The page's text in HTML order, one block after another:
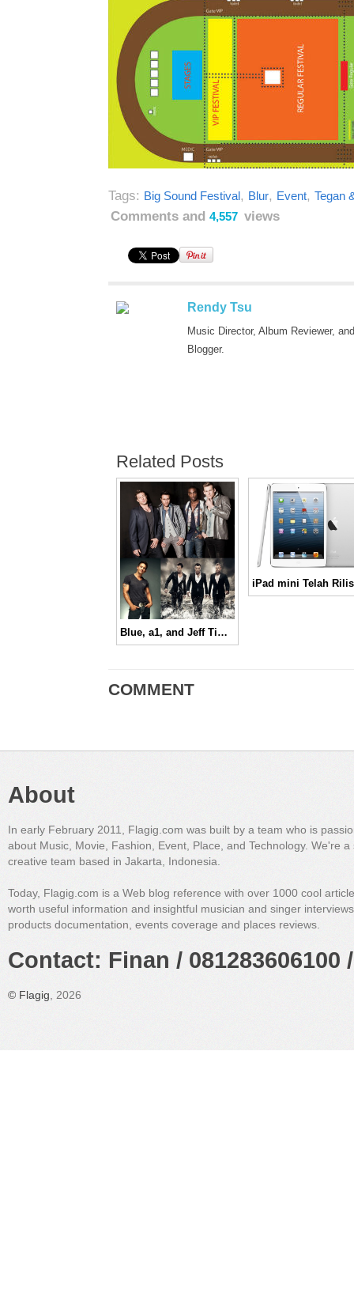
Tags: Big Sound Festival, Blur, Event, Tegan
Comments and 4,557 views
Rendy Tsu
Music Director, Album Reviewer, and
Blogger.
Related Posts
Blue, a1, and Jeff Timmons Are Coming To Town!!
COMMENT
About
In early February 2011, Flagig.com was built by a team who is
about Music, Movie, Fashion, Event, Place, and Technology. We're a
creative team based in Jakarta, Indonesia.
Today, Flagig.com is a Web blog reference with over 1000 cool
worth useful information and insightful musician and singer
products documentation, events coverage and places reviews.
Contact: Finan /
© Flagig , 2026